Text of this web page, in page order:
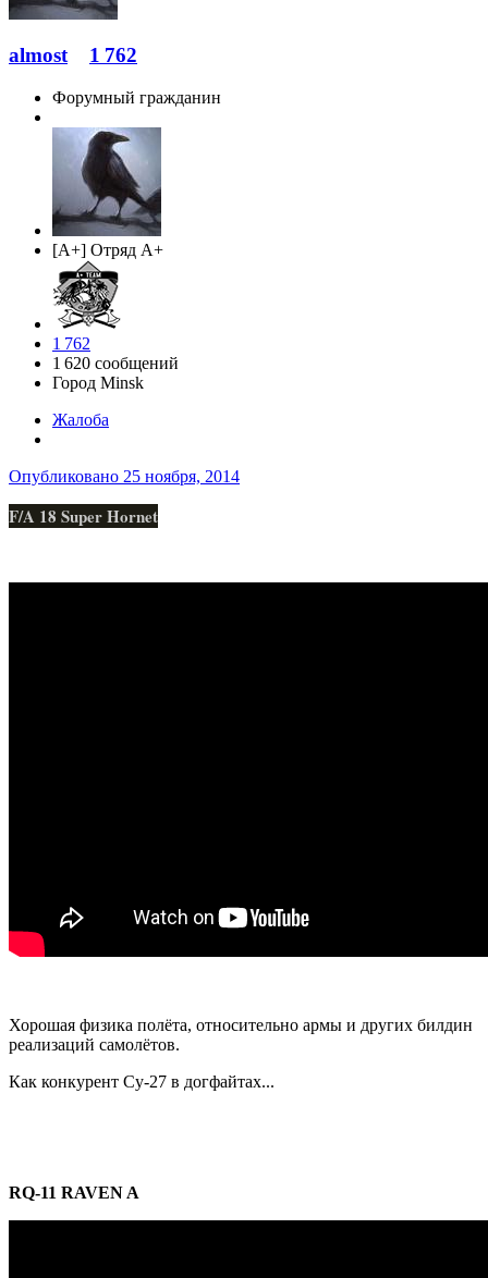
almost 1 762
Форумный гражданин
[A+] Отряд A+
1 762
1 620 сообщений
Город Minsk
Жалоба
Опубликовано 25 ноября, 2014
F/A 18 Super Hornet
Хорошая физика полёта, относительно армы и других билдин
реализаций самолётов.
Как конкурент Cy-27 в догфайтах...
RQ-11 RAVEN A